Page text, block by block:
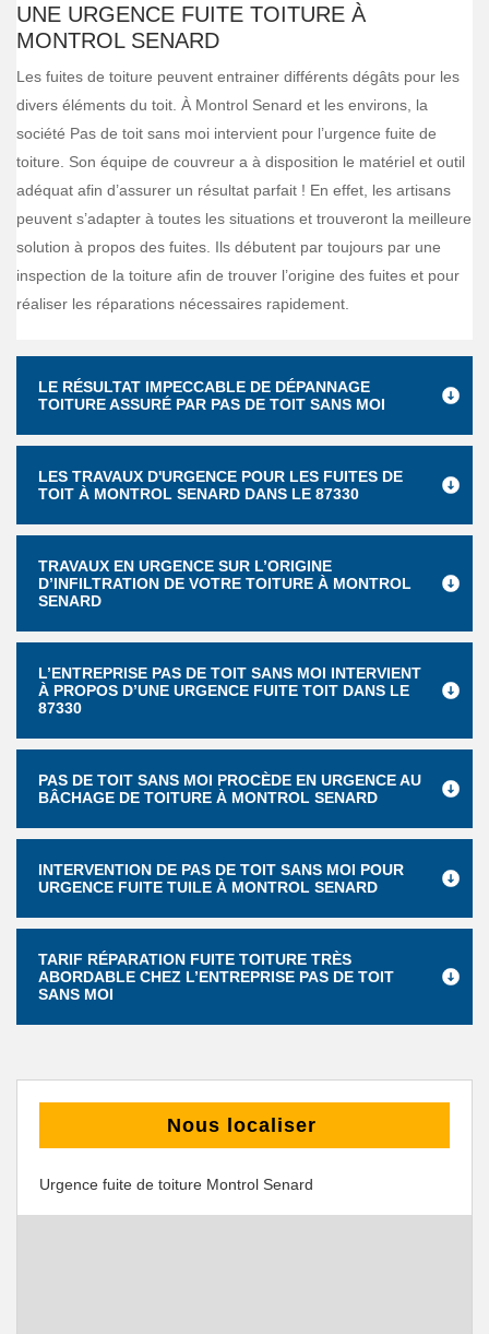
UNE URGENCE FUITE TOITURE À
MONTROL SENARD
Les fuites de toiture peuvent entrainer différents dégâts pour les
divers éléments du toit. À Montrol Senard et les environs, la
société Pas de toit sans moi intervient pour l’urgence fuite de
toiture. Son équipe de couvreur a à disposition le matériel et outil
adéquat afin d’assurer un résultat parfait ! En effet, les artisans
peuvent s’adapter à toutes les situations et trouveront la meilleure
solution à propos des fuites. Ils débutent par toujours par une
inspection de la toiture afin de trouver l’origine des fuites et pour
réaliser les réparations nécessaires rapidement.
LE RÉSULTAT IMPECCABLE DE DÉPANNAGE
TOITURE ASSURÉ PAR PAS DE TOIT SANS MOI
LES TRAVAUX D'URGENCE POUR LES FUITES DE
TOIT À MONTROL SENARD DANS LE 87330
TRAVAUX EN URGENCE SUR L’ORIGINE
D’INFILTRATION DE VOTRE TOITURE À MONTROL
SENARD
L’ENTREPRISE PAS DE TOIT SANS MOI INTERVIENT
À PROPOS D’UNE URGENCE FUITE TOIT DANS LE
87330
PAS DE TOIT SANS MOI PROCÈDE EN URGENCE AU
BÂCHAGE DE TOITURE À MONTROL SENARD
INTERVENTION DE PAS DE TOIT SANS MOI POUR
URGENCE FUITE TUILE À MONTROL SENARD
TARIF RÉPARATION FUITE TOITURE TRÈS
ABORDABLE CHEZ L’ENTREPRISE PAS DE TOIT
SANS MOI
Nous localiser
Urgence fuite de toiture Montrol Senard